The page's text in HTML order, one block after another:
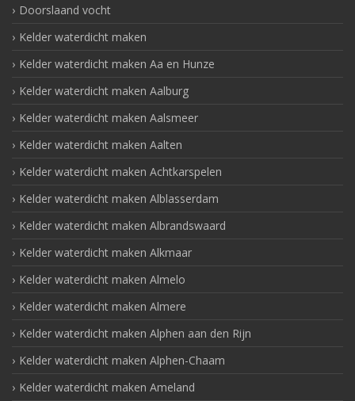
Doorslaand vocht
Kelder waterdicht maken
Kelder waterdicht maken Aa en Hunze
Kelder waterdicht maken Aalburg
Kelder waterdicht maken Aalsmeer
Kelder waterdicht maken Aalten
Kelder waterdicht maken Achtkarspelen
Kelder waterdicht maken Alblasserdam
Kelder waterdicht maken Albrandswaard
Kelder waterdicht maken Alkmaar
Kelder waterdicht maken Almelo
Kelder waterdicht maken Almere
Kelder waterdicht maken Alphen aan den Rijn
Kelder waterdicht maken Alphen-Chaam
Kelder waterdicht maken Ameland